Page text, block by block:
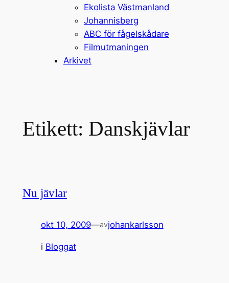
Ekolista Västmanland
Johannisberg
ABC för fågelskådare
Filmutmaningen
Arkivet
Etikett: Danskjävlar
Nu jävlar
okt 10, 2009—avjohankarlsson
i Bloggat